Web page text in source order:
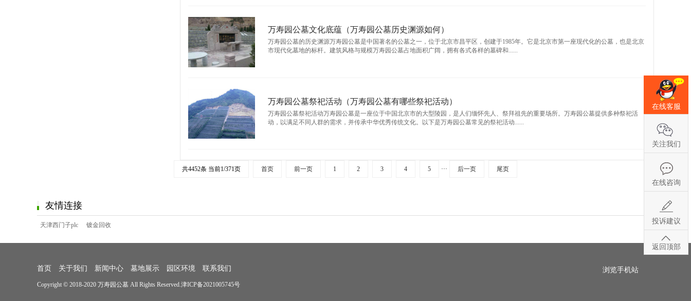
万寿园公墓文化底蕴（万寿园公墓历史渊源如何）
万寿园公墓的历史渊源万寿园公墓是中国著名的公墓之一，位于北京市昌平区，创建于1985年。它是北京市第一座现代化的公墓，也是北京
市现代化墓地的标杆。建筑风格与规模万寿园公墓占地面积广阔，拥有各式各样的墓碑和......
万寿园公墓祭祀活动（万寿园公墓有哪些祭祀活动）
万寿园公墓祭祀活动万寿园公墓是一座位于中国北京市的大型陵园，是人们缅怀先人、祭拜祖先的重要场所。万寿园公墓提供多种祭祀活
动，以满足不同人群的需求，并传承中华优秀传统文化。以下是万寿园公墓常见的祭祀活动......
共4452条 当前1/371页 首页 前一页 1 2 3 4 5 ··· 后一页 尾页
友情连接
天津西门子plc 镀金回收
首页 关于我们 新闻中心 墓地展示 园区环境 联系我们
Copyright © 2018-2020 万寿园公墓 All Rights Reserved.津ICP备2021005745号
浏览手机站
在线客服
关注我们
在线咨询
投诉建议
返回顶部